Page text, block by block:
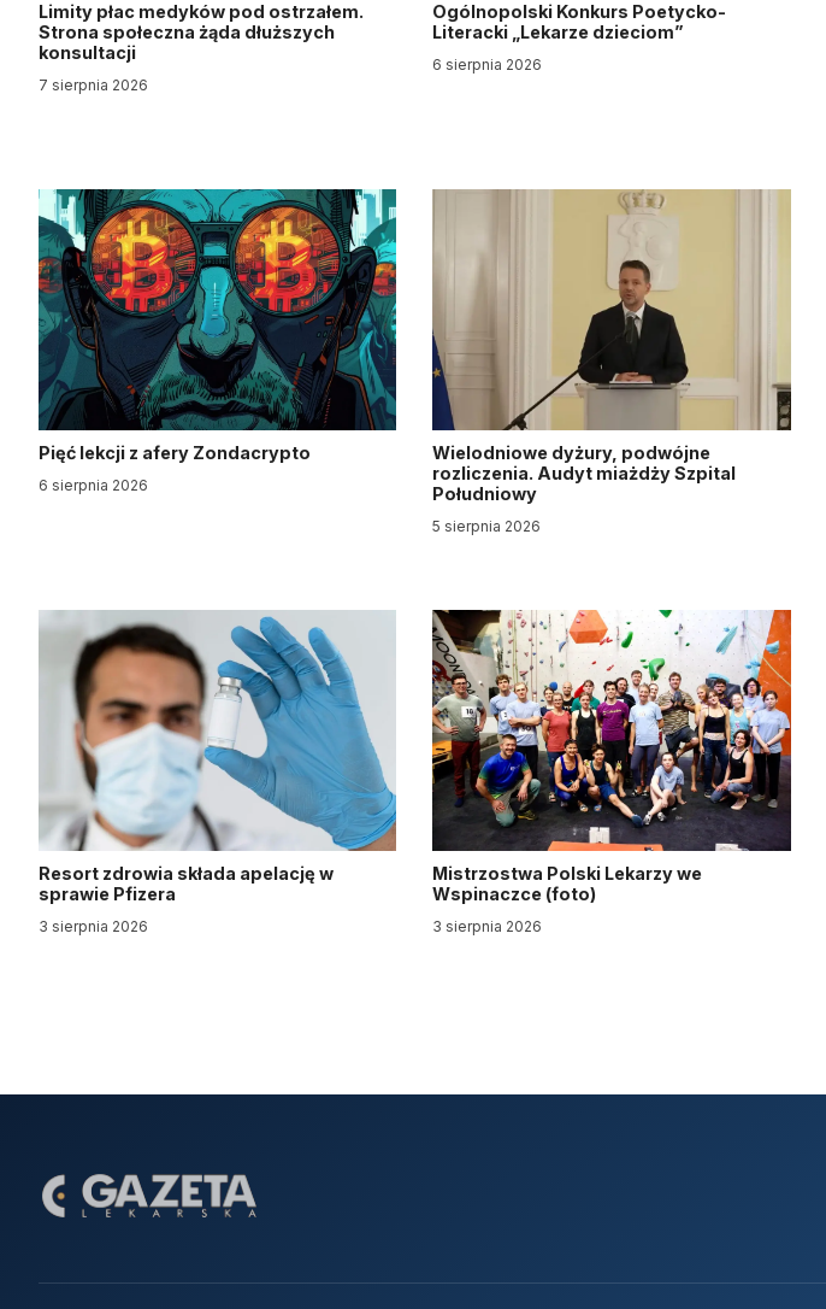
Limity płac medyków pod ostrzałem.
Strona społeczna żąda dłuższych
konsultacji
7 sierpnia 2026
Ogólnopolski Konkurs Poetycko-
Literacki „Lekarze dzieciom”
6 sierpnia 2026
Pięć lekcji z afery Zondacrypto
6 sierpnia 2026
Wielodniowe dyżury, podwójne
rozliczenia. Audyt miażdży Szpital
Południowy
5 sierpnia 2026
Resort zdrowia składa apelację w
sprawie Pfizera
3 sierpnia 2026
Mistrzostwa Polski Lekarzy we
Wspinaczce (foto)
3 sierpnia 2026